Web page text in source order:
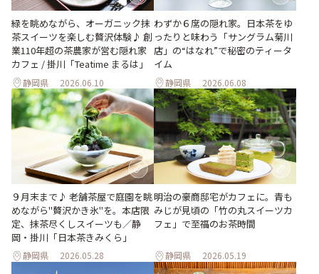
緑を眺めながら、オーガニック抹
茶スイーツを楽しむ贅沢体験♪ 創
業110年超の茶農家が営む隠れ家
カフェ / 掛川「Teatime まるは」
静岡県 2026.06.10
わずか６席の隠れ家。日本茶をゆ
ったりと味わう「サングラム菊川
店」の“はなれ”で秘密のティータ
イム
静岡県 2026.06.08
９月末まで♪ 老舗茶屋で庭園を眺
めながら"贅沢かき氷"を。本店限
定、抹茶尽くしスイーツも／静
岡・掛川「日本茶きみくら」
静岡県 2026.05.28
明治の豪商邸宅がカフェに。青も
みじが見頃の「竹の丸スイーツカ
フェ」で至福のお茶時間
静岡県 2026.05.19